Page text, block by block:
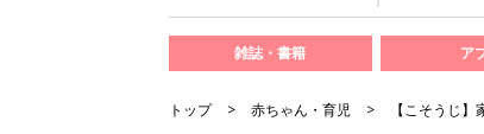
雑誌・書籍 ア
トップ 赤ちゃん・育児 【こそうじ